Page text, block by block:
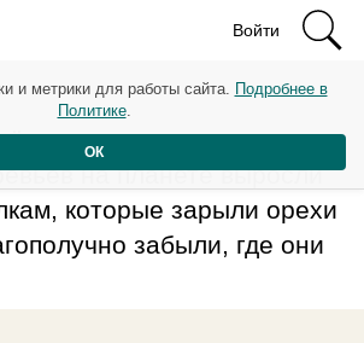
Войти
подсчитали, что около
на планете выросли
которые зарыли орехи
забыли, где они
и метрики для работы сайта. Подробнее в
Политике.
ОК